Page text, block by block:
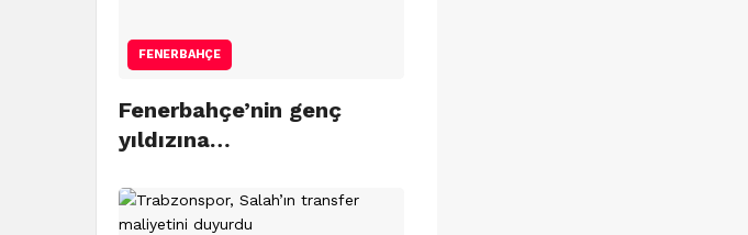
FENERBAHÇE
Fenerbahçe’nin genç
yıldızına…